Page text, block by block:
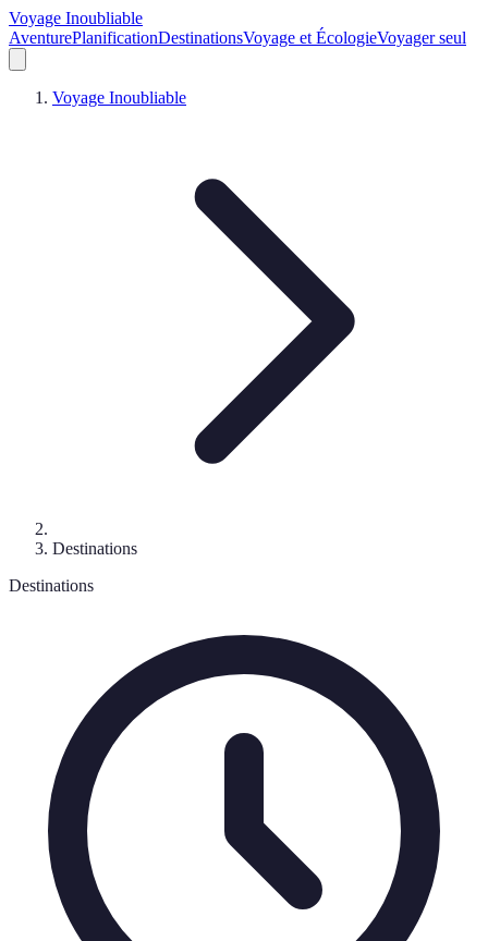
Voyage Inoubliable
AventurePlanificationDestinationsVoyage et ÉcologieVoyager seul
Voyage Inoubliable
Destinations
Destinations